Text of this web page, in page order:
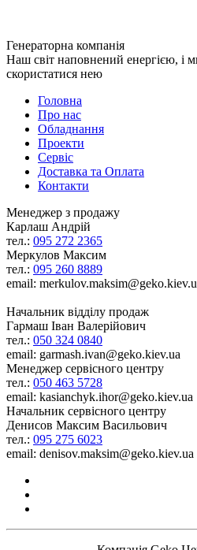
Генераторна компанія
Наш світ наповнений енергією, і
скористатися нею
Головна
Про нас
Обладнання
Проекти
Сервіс
Доставка та Оплата
Контакти
Менеджер з продажу
Карлаш Андрій
тел.: 095 272 2365
Меркулов Максим
тел.: 095 260 8889
email:
Начальник відділу продаж
Гармаш Іван Валерійович
тел.: 050 324 0840
email: garmash.ivan@geko.kiev.ua
Менеджер сервісного центру
тел.: 050 463 5728
email: kasianchyk.ihor@geko.kiev.ua
Начальник сервісного центру
Денисов Максим Васильович
тел.: 095 275 6023
email: denisov.maksim@geko.kiev.ua